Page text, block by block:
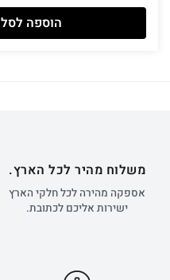
הוספה לסל
משלוח מהיר לכל הארץ.
אספקה מהירה לכל חלקי הארץ
ישירות אליכם לכתובת.